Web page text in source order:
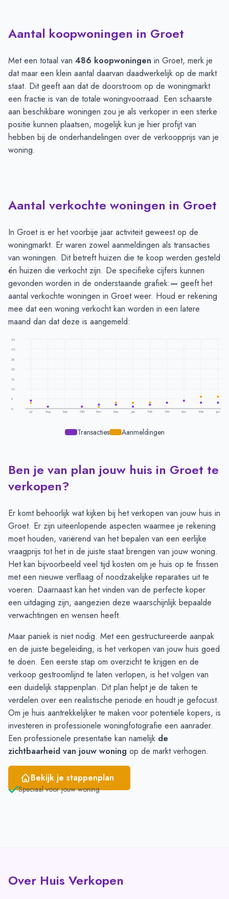
Aantal koopwoningen in Groet
Met een totaal van 486 koopwoningen in Groet, merk je
dat maar een klein aantal daarvan daadwerkelijk op de markt
staat. Dit geeft aan dat de doorstroom op de woningmarkt
een fractie is van de totale woningvoorraad. Een schaarste
aan beschikbare woningen zou je als verkoper in een sterke
positie kunnen plaatsen, mogelijk kun je hier profijt van
hebben bij de onderhandelingen over de verkoopprijs van je
woning.
Aantal verkochte woningen in Groet
In Groet is er het voorbije jaar activiteit geweest op de
woningmarkt. Er waren zowel aanmeldingen als transacties
van woningen. Dit betreft huizen die te koop werden gesteld
én huizen die verkocht zijn. De specifieke cijfers kunnen
gevonden worden in de onderstaande grafiek:— geeft het
aantal verkochte woningen in Groet weer. Houd er rekening
mee dat een woning verkocht kan worden in een latere
maand dan dat deze is aangemeld:
35
30
25
20
15
10
5
0
Jul Aug Sep Okt Nov Dec Jan Feb Mrt Apr Mei Jun
Transacties Aanmeldingen
Transacties en aanmeldingen per maand - Groet
Maand
Transacties
Juli
4
Augustus
1
September
-
-
Oktober
1
November
2
December
3
Januari
1
3
Februari
2
3
Maart
3
3
April
4
4
Juni
3 6
Ben je van plan jouw huis in Groet te
verkopen?
Er komt behoorlijk wat kijken bij het verkopen van jouw huis in
Groet. Er zijn uiteenlopende aspecten waarmee je rekening
moet houden, variërend van het bepalen van een eerlijke
vraagprijs tot het in de juiste staat brengen van jouw woning.
Het kan bijvoorbeeld veel tijd kosten om je huis op te frissen
met een nieuwe verflaag of noodzakelijke reparaties uit te
voeren. Daarnaast kan het vinden van de perfecte koper
een uitdaging zijn, aangezien deze waarschijnlijk bepaalde
verwachtingen en wensen heeft.
Maar paniek is niet nodig. Met een gestructureerde aanpak
en de juiste begeleiding, is het verkopen van jouw huis goed
te doen. Een eerste stap om overzicht te krijgen en de
verkoop gestroomlijnd te laten verlopen, is het volgen van
een duidelijk stappenplan. Dit plan helpt je de taken te
verdelen over een realistische periode en houdt je gefocust.
Om je huis aantrekkelijker te maken voor potentiële kopers, is
investeren in professionele woningfotografie een aanrader.
Een professionele presentatie kan namelijk de
zichtbaarheid van jouw woning op de markt verhogen.
Bekijk je stappenplan
Speciaal voor jouw woning
Over Huis Verkopen